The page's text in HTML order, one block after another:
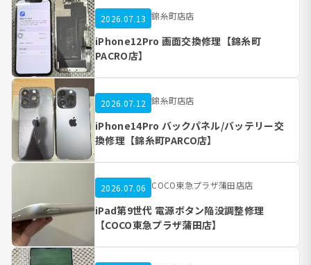
2026.07.13 錦糸町店店
iPhone12Pro 画面交換修理【錦糸町
PACRO店】
2026.07.12 錦糸町店店
iPhone14Pro バックパネル/バッテリー交
換修理【錦糸町PARCO店】
2026.07.06 COCO東急プラザ蒲田店店
iPad第9世代 電源ボタン陥没調整修理
【COCO東急プラザ蒲田店】